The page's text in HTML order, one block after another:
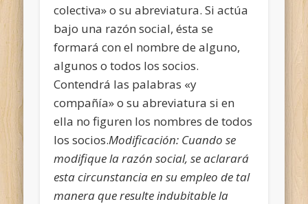
colectiva» o su abreviatura. Si actúa
bajo una razón social, ésta se
formará con el nombre de alguno,
algunos o todos los socios.
Contendrá las palabras «y
compañía» o su abreviatura si en
ella no figuren los nombres de todos
los socios.Modificación: Cuando se
modifique la razón social, se aclarará
esta circunstancia en su empleo de tal
manera que resulte indubitable la